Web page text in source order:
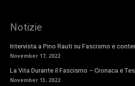
Notizie
Intervista a Pino Rauti su Fascismo e
November 17, 2022
La Vita Durante il Fascismo – Cronaca e
November 13, 2022